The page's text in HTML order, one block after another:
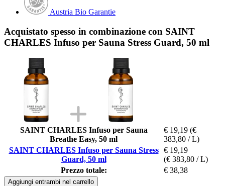
Austria Bio Garantie
Acquistato spesso in combinazione con SAINT
CHARLES Infuso per Sauna Stress Guard, 50 ml
SAINT CHARLES Infuso per Sauna
Breathe Easy, 50 ml
€ 19,19 (€
383,80 / L)
SAINT CHARLES Infuso per Sauna Stress
Guard, 50 ml
€ 19,19
(€ 383,80 / L)
Prezzo totale:
€ 38,38
Aggiungi entrambi nel carrello